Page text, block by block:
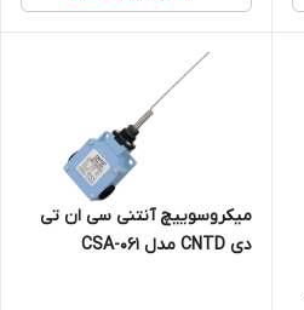
میکروسوییچ آنتنی سی ان تی
دی CNTD مدل CSA-061